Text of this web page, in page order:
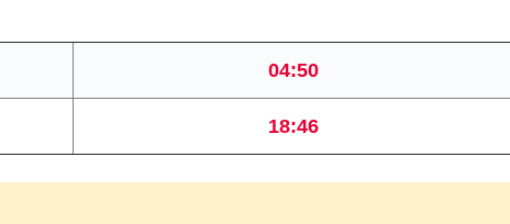
04:50
18:46